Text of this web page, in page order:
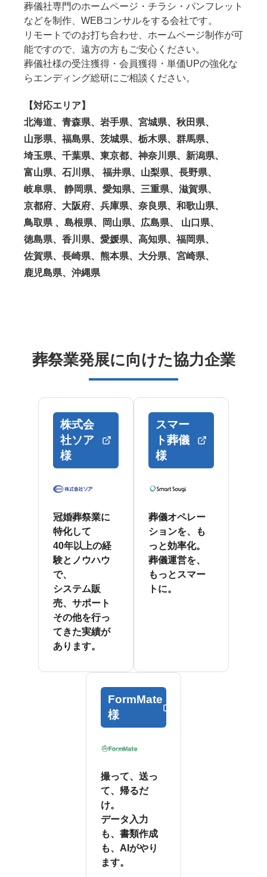
葬儀社専門のホームページ・チラシ・パンフレット
などを制作、WEBコンサルをする会社です。
リモートでのお打ち合わせ、ホームページ制作が可
能ですので、遠方の方もご安心ください。
葬儀社様の受注獲得・会員獲得・単価UPの強化な
らエンディング総研にご相談ください。
【対応エリア】
北海道、青森県、岩手県、宮城県、秋田県、
山形県、福島県、茨城県、栃木県、群馬県、
埼玉県、千葉県、東京都、神奈川県、新潟県、
富山県、石川県、 福井県、山梨県、長野県、
岐阜県、 静岡県、愛知県、三重県、滋賀県、
京都府、大阪府、兵庫県、奈良県、和歌山県、
鳥取県 、島根県、岡山県、広島県、 山口県、
徳島県、香川県、愛媛県、高知県、福岡県、
佐賀県、長崎県、熊本県、大分県、宮崎県、
鹿児島県、沖縄県
葬祭業発展に向けた協力企業
株式会
社ソア
様
冠婚葬祭業に
特化して
40年以上の経
験とノウハウ
で、
システム販
売、サポート
その他を行っ
てきた実績が
あります。
スマー
ト葬儀
様
葬儀オペレー
ションを、も
っと効率化。
葬儀運営を、
もっとスマー
トに。
FormMate
様
撮って、送っ
て、帰るだ
け。
データ入力
も、書類作成
も、AIがやり
ます。